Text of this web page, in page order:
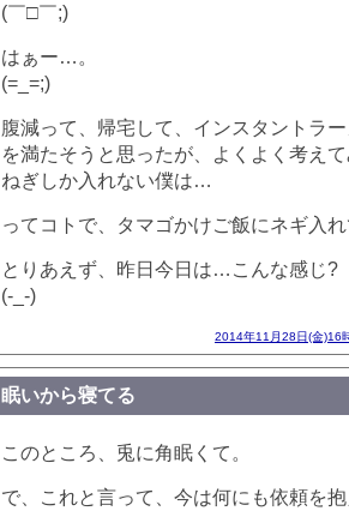
(￣□￣;)
はぁー…。
(=_=;)
腹減って、帰宅して、インスタントラ
を満たそうと思ったが、よくよく考え
ねぎしか入れない僕は…
ってコトで、タマゴかけご飯にネギ入
とりあえず、昨日今日は…こんな感じ?
(-_-)
2014年11月28日(金)16
眠いから寝てる
このところ、兎に角眠くて。
で、これと言って、今は何にも依頼を